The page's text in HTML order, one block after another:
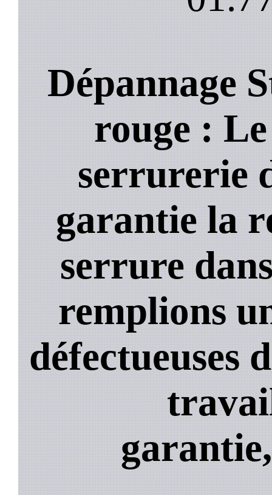
Dépannage
rouge :
serrurerie
garantie la
serrure
remplions
défectueuses
garantie,